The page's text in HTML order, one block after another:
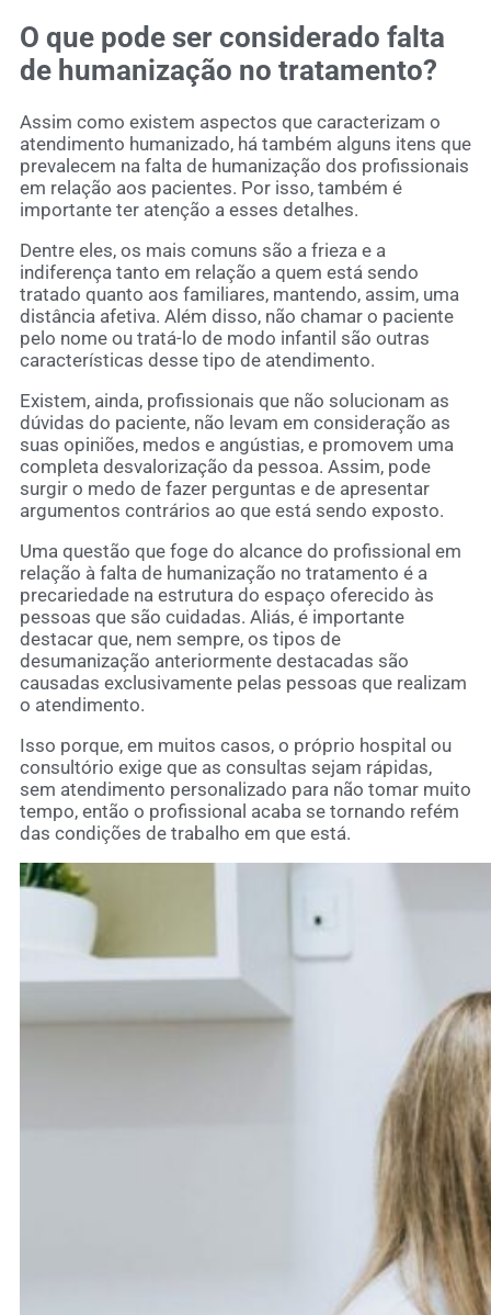
O que pode ser considerado falta
de humanização no tratamento?
Assim como existem aspectos que caracterizam o
atendimento humanizado, há também alguns itens que
prevalecem na falta de humanização dos profissionais
em relação aos pacientes. Por isso, também é
importante ter atenção a esses detalhes.
Dentre eles, os mais comuns são a frieza e a
indiferença tanto em relação a quem está sendo
tratado quanto aos familiares, mantendo, assim, uma
distância afetiva. Além disso, não chamar o paciente
pelo nome ou tratá-lo de modo infantil são outras
características desse tipo de atendimento.
Existem, ainda, profissionais que não solucionam as
dúvidas do paciente, não levam em consideração as
suas opiniões, medos e angústias, e promovem uma
completa desvalorização da pessoa. Assim, pode
surgir o medo de fazer perguntas e de apresentar
argumentos contrários ao que está sendo exposto.
Uma questão que foge do alcance do profissional em
relação à falta de humanização no tratamento é a
precariedade na estrutura do espaço oferecido às
pessoas que são cuidadas. Aliás, é importante
destacar que, nem sempre, os tipos de
desumanização anteriormente destacadas são
causadas exclusivamente pelas pessoas que realizam
o atendimento.
Isso porque, em muitos casos, o próprio hospital ou
consultório exige que as consultas sejam rápidas,
sem atendimento personalizado para não tomar muito
tempo, então o profissional acaba se tornando refém
das condições de trabalho em que está.